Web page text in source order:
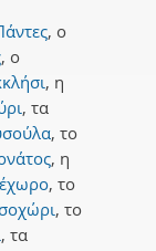
, ο
, ο
, η
, τα
, το
, η
, το
, το
, τα